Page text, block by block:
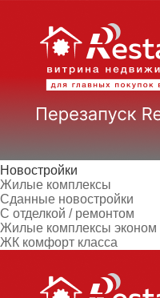
Новостройки
Жилые комплексы
Сданные новостройки
С отделкой / ремонтом
Жилые комплексы эконом
ЖК комфорт класса